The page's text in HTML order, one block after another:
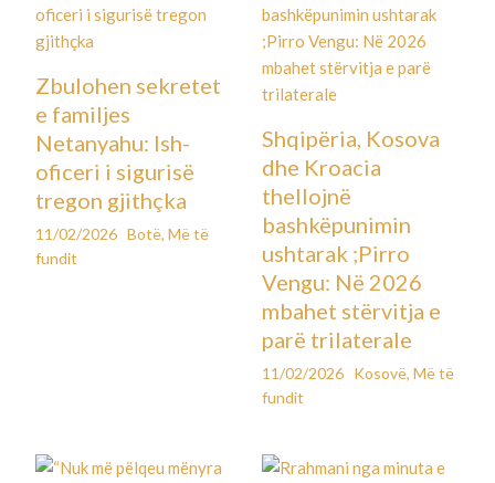
Zbulohen sekretet
e familjes
Netanyahu: Ish-
oficeri i sigurisë
tregon gjithçka
11/02/2026 Botë,Më të
fundit
Shqipëria, Kosova
dhe Kroacia
thellojnë
bashkëpunimin
ushtarak ;Pirro
Vengu: Në 2026
mbahet stërvitja e
parë trilaterale
11/02/2026 Kosovë, Më të
fundit